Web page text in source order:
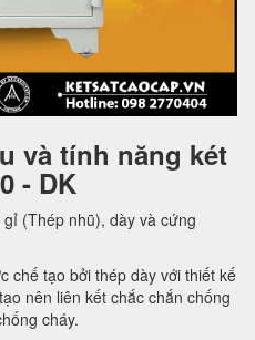
và tính năng két
- DK
(Thép nhũ), dày và cứng
chế tạo bởi thép dày với thiết kế
nên liên kết chắc chắn chống
cháy.